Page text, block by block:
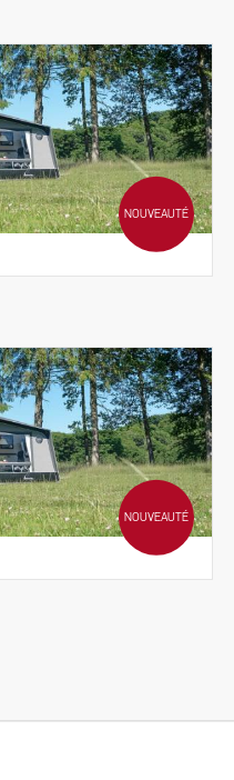
NOUVEAUTÉ
NOUVEAUTÉ